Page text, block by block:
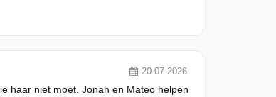
20-07-2026
haar niet moet. Jonah en Mateo helpen